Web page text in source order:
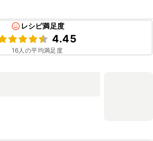
レシピ満足度
4.45
16人の平均満足度